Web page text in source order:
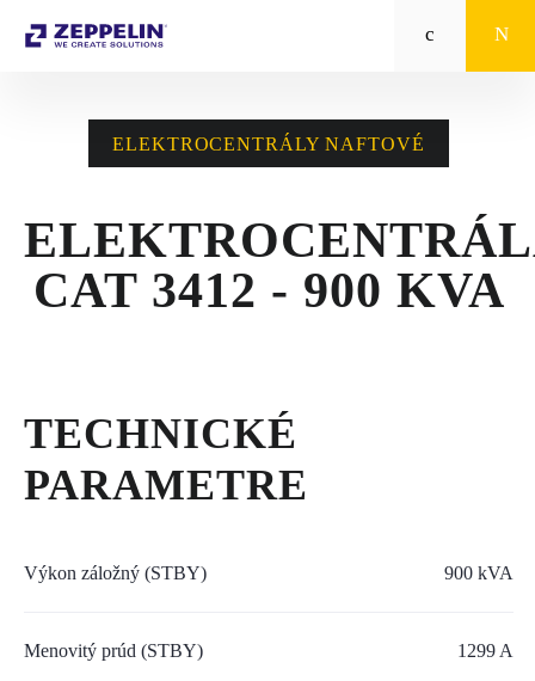
STROJE PRE
MALÁ MECHANIZÁCIA
POŽIČOVŇA
POUŽITÉ STROJE
MÔJSTROJ.SK
ELEKTROCENTRÁLY NAFTOVÉ
CAT 3412 - 900 KVA
TECHNICKÉ
PARAMETRE
Výkon záložný (STBY) 900 kVA
Menovitý prúd (STBY) 1299 A